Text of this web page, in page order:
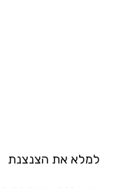
למלא את הצנצנת